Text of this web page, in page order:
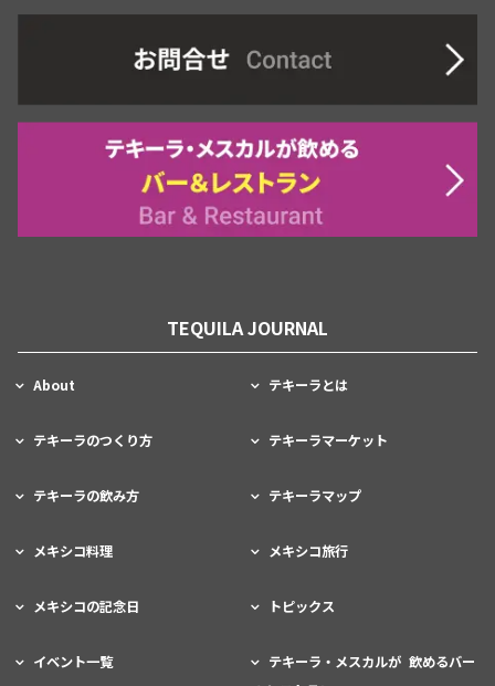
TEQUILA JOURNAL
About テキーラとは
テキーラのつくり方 テキーラマーケット
テキーラの飲み方 テキーラマップ
メキシコ料理 メキシコ旅行
メキシコの記念日 トピックス
イベント一覧
テキーラ・メスカルが 飲めるバー